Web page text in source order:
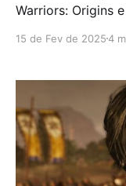
Warriors: Origins
te guiar passo a
não é só chegar lá
15 de Fev de 20254